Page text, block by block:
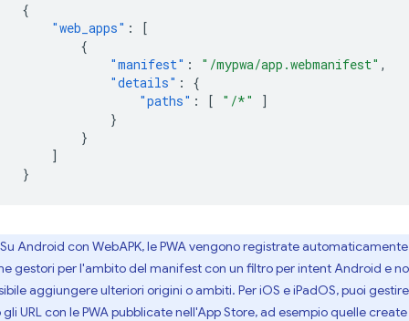
{
"web_apps" :
[
{
"manifest" : "/mypwa/app.webmanifest" ,
"details" :
{
"paths" : [ "/*"
]
}
}
]
}
Su Android con WebAPK, le PWA vengono registrate automaticamente
gestori per l'ambito del manifest con un filtro per intent Android e
aggiungere ulteriori origini o ambiti. Per iOS e iPadOS, puoi gestire
gli URL con le PWA pubblicate nell'App Store, ad esempio quelle create